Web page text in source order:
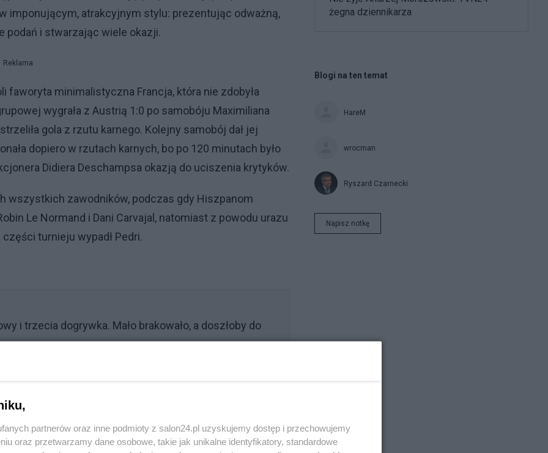
imponującym, atrakcyjnym stylu: prezentując odważną,
podań i stwarzając wiele okazji.
Reklama
minimalistyczna Francja, która nie zdobyła
wygrała z Austrią 1:0 po samobóju Maximiliana
gola z rzutu karnego. Kolejny samobój dał jej
dopiero w rzutach karnych, bo po 120 minutach było
Didiera Deschampsa okazją do uciszenia krytyków.
wszystkich zawodników, podczas gdy Hiszpanom
Le Normand i Dani Carvajal, natomiast z powodu urazu
turnieju wypadł Pedri.
i trzecia dogrywka. Mało brakowało, a doszłoby do
Holendrzy
żegna dziennikarza
Blogi na ten temat
HareM
wrocman
Ryszard Czarnecki
Napisz notkę
partnerów oraz inne podmioty z salon24.pl uzyskujemy dostęp i przechowujemy
oraz przetwarzamy dane osobowe, takie jak unikalne identyfikatory, standardowe